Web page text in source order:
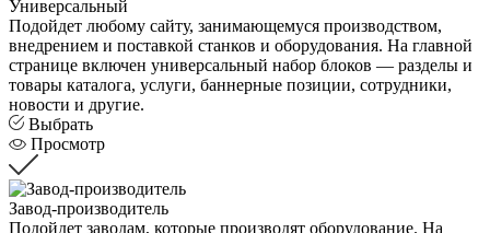
Универсальный
Подойдет любому сайту, занимающемуся производством,
внедрением и поставкой станков и оборудования. На главной
странице включен универсальный набор блоков — разделы и
товары каталога, услуги, баннерные позиции, сотрудники,
новости и другие.
Выбрать
Просмотр
Завод-производитель
Подойдет заводам, которые производят оборудование. На